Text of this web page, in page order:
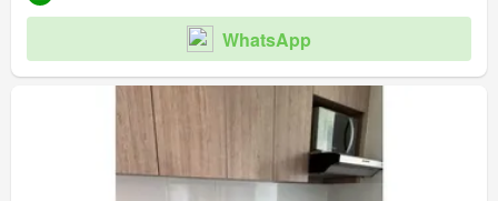
WhatsApp